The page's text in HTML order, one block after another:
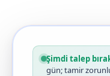
Şimdi talep
gün; tamir